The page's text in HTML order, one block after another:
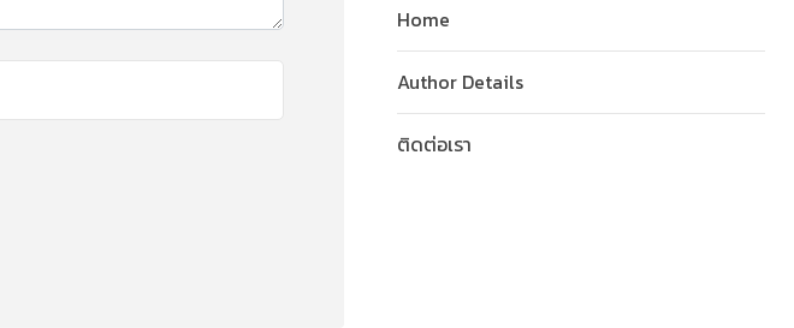
Home
Author Details
ติดต่อเรา